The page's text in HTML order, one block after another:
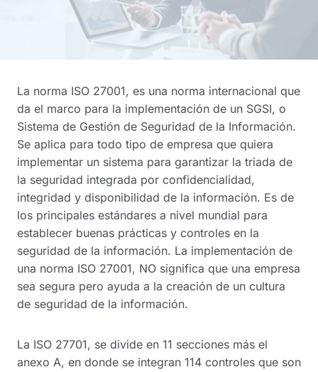
La norma ISO 27001, es una norma internacional que
da el marco para la implementación de un SGSI, o
Sistema de Gestión de Seguridad de la Información.
Se aplica para todo tipo de empresa que quiera
implementar un sistema para garantizar la triada de
la seguridad integrada por confidencialidad,
integridad y disponibilidad de la información. Es de
los principales estándares a nivel mundial para
establecer buenas prácticas y controles en la
seguridad de la información. La implementación de
una norma ISO 27001, NO significa que una empresa
sea segura pero ayuda a la creación de un cultura
de seguridad de la información.
La ISO 27701, se divide en 11 secciones más el
anexo A, en donde se integran 114 controles que son